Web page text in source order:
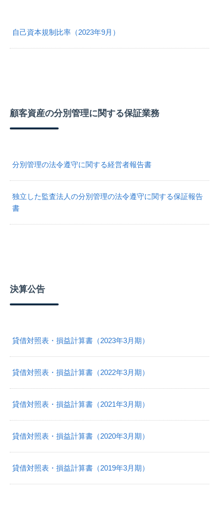
自己資本規制比率（2023年9月）
顧客資産の分別管理に関する保証業務
分別管理の法令遵守に関する経営者報告書
独立した監査法人の分別管理の法令遵守に関する保証報告
書
決算公告
貸借対照表・損益計算書（2023年3月期）
貸借対照表・損益計算書（2022年3月期）
貸借対照表・損益計算書（2021年3月期）
貸借対照表・損益計算書（2020年3月期）
貸借対照表・損益計算書（2019年3月期）